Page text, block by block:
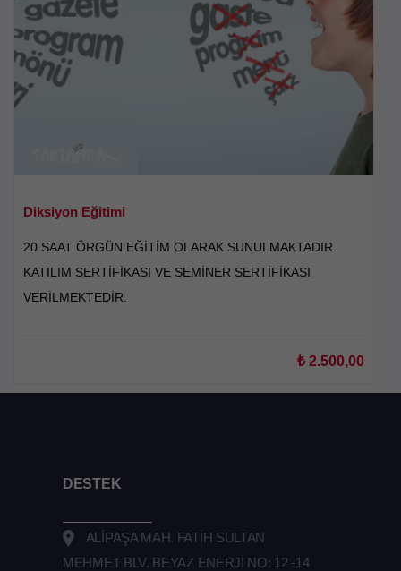
Diksiyon Eğitimi
20 SAAT ÖRGÜN EĞİTİM OLARAK SUNULMAKTADIR.
KATILIM SERTİFİKASI VE SEMİNER SERTİFİKASI
VERİLMEKTEDİR.
₺2.500,00
DESTEK
ALİPAŞA MAH. FATİH SULTAN
MEHMET BLV. BEYAZ ENERJI NO: 12 -14